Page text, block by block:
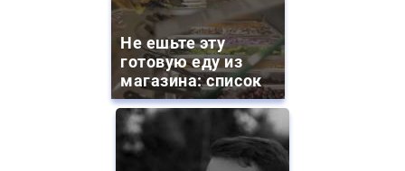
Не ешьте эту
готовую еду из
магазина: список